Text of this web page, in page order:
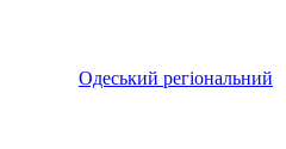
Одеський регіональний